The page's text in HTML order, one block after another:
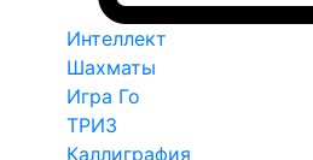
Интеллект
Шахматы
Игра Го
ТРИЗ
Каллиграфия